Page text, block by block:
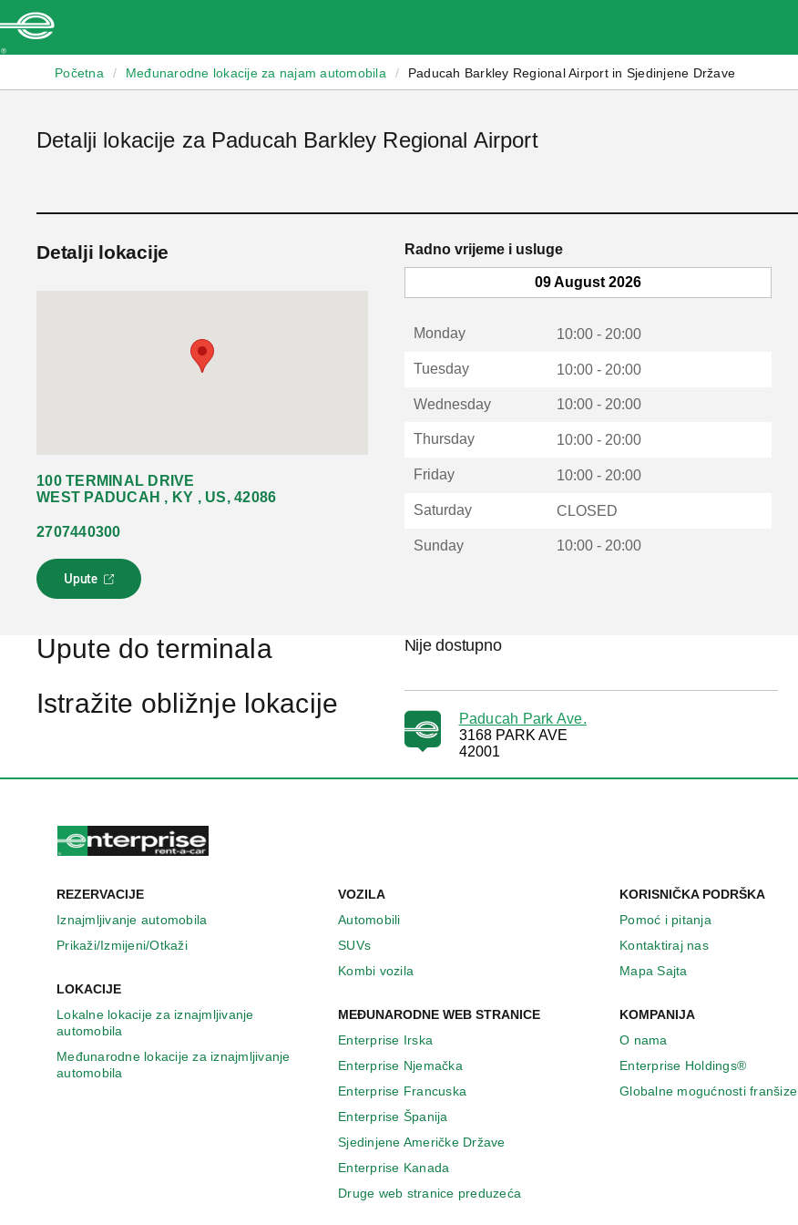
Početna / Međunarodne lokacije za najam automobila / Paducah Barkley Regional Airport in Sjedinjene Države
Detalji lokacije za Paducah Barkley Regional Airport
Detalji lokacije
100 TERMINAL DRIVE
WEST PADUCAH , KY , US, 42086
2707440300
Upute
L
i
s
o
t
a
o
v
m
r
o
o
u
Radno vrijeme i usluge
09 August 2026
Monday 10:00 - 20:00
Tuesday 10:00 - 20:00
Wednesday 10:00 - 20:00
Thursday 10:00 - 20:00
Friday 10:00 - 20:00
Saturday CLOSED
Sunday 10:00 - 20:00
Upute do terminala Nije dostupno
Istražite obližnje lokacije
Paducah Park Ave.
3168 PARK AVE
42001
REZERVACIJE
Iznajmljivanje automobila
Prikaži/Izmijeni/Otkaži
LOKACIJE
Lokalne lokacije za iznajmljivanje
automobila
Međunarodne lokacije za iznajmljivanje
automobila
VOZILA
Automobili
SUVs
Kombi vozila
MEĐUNARODNE WEB STRANICE
Enterprise Irska
Enterprise Njemačka
Enterprise Francuska
Enterprise Španija
Sjedinjene Američke Države
Enterprise Κanada
Druge web stranice preduzeća
KORISNIČKA PODRŠKA
Pomoć i pitanja
Kontaktiraj nas
Mapa Sajta
KOMPANIJA
O nama
Enterprise Holdings®
Globalne mogućnosti franšize